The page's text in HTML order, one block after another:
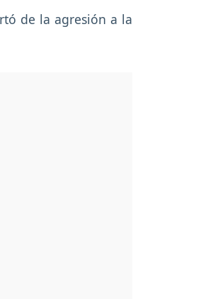
de la agresión a la